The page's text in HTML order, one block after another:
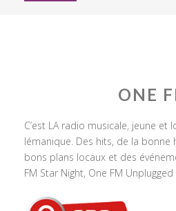
ONE
C’est LA radio musicale, jeune et
lémanique. Des hits, de la bonne
bons plans locaux et des
FM Star Night, One FM